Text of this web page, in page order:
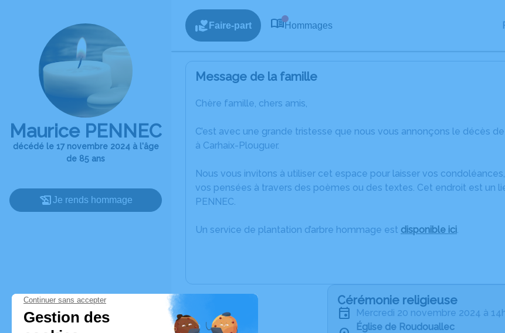
Maurice PENNEC
décédé le 17 novembre 2024 à l'âge
de 85 ans
Je rends hommage
Faire-part Hommages
Message de la famille
Chère famille, chers amis,
C’est avec une grande tristesse que nous vous annonçons le décès
à Carhaix-Plouguer.
Nous vous invitons à utiliser cet espace pour laisser vos
vos pensées à travers des poèmes ou des textes. Cet endroit est un
PENNEC.
Un service de plantation d’arbre hommage est disponible ici.
Cérémonie religieuse
mercredi 20 novembre 2024 à
Église de Roudouallec